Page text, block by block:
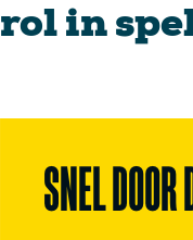
rol in
SNEL